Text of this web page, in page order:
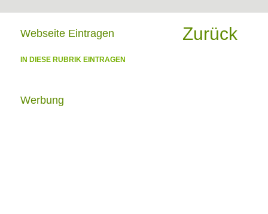
Zurück
Webseite Eintragen
IN DIESE RUBRIK EINTRAGEN
Werbung